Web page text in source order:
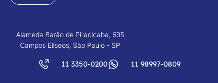
Alameda Barão de Piracicaba, 695
Campos Elíseos, São Paulo - SP
11 3350-0200 11 98997-0809